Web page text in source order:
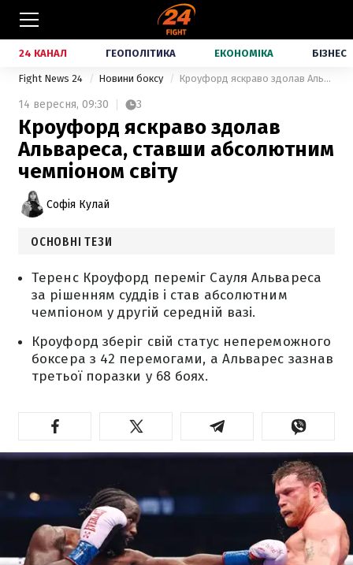
24 КАНАЛ ГЕОПОЛІТИКА ЕКОНОМІКА БІЗНЕС
Fight News 24 Новини боксу Кроуфорд яскраво здолав Альвареса, ставши абсолютним чемпіоном світу
14 вересня, 09:30 3
Кроуфорд яскраво здолав
Альвареса, ставши абсолютним
чемпіоном світу
Софія Кулай
ОСНОВНІ ТЕЗИ
Теренс Кроуфорд переміг Сауля Альвареса
за рішенням суддів і став абсолютним
чемпіоном у другій середній вазі.
Кроуфорд зберіг свій статус непереможного
боксера з 42 перемогами, а Альварес зазнав
третьої поразки у 68 боях.